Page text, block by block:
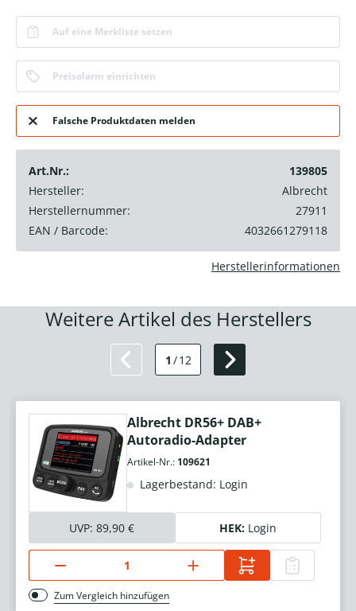
Auf eine Merkliste setzen
Preisalarm einrichten
Falsche Produktdaten melden
Art.Nr.:
139805
Hersteller:
Albrecht
Herstellernummer:
27911
EAN / Barcode:
4032661279118
Herstellerinformationen
Weitere Artikel des Herstellers
1 /12
Albrecht DR56+ DAB+
Autoradio-Adapter
Artikel-Nr.: 109621
Lagerbestand: Login
UVP: 89,90 € HEK: Login
Zum Vergleich hinzufügen